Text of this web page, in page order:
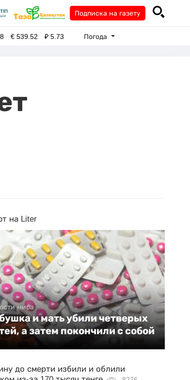
Подписка на газету
€539.52 ₽5.73 Погода
на Liter
мира
и мать убили четверых
а затем покончили с собой
до смерти избили и облили